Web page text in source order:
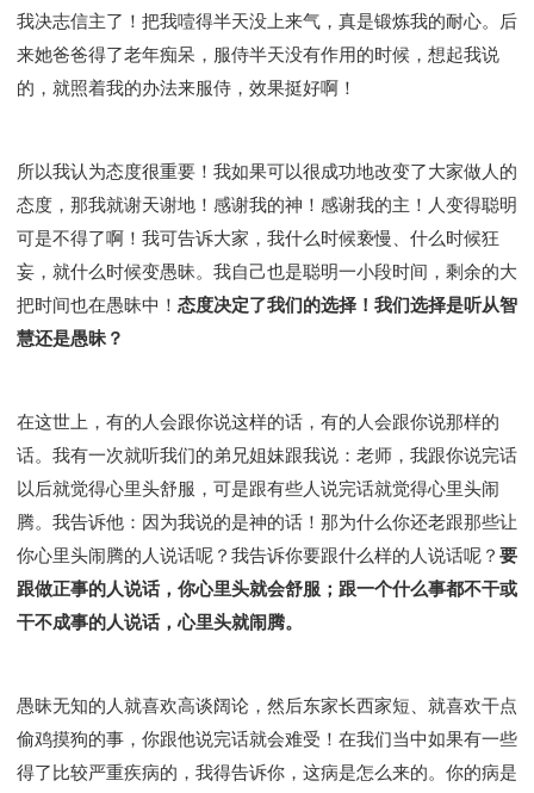
我决志信主了！把我噎得半天没上来气，真是锻炼我的耐心。后
来她爸爸得了老年痴呆，服侍半天没有作用的时候，想起我说
的，就照着我的办法来服侍，效果挺好啊！
所以我认为态度很重要！我如果可以很成功地改变了大家做人的
态度，那我就谢天谢地！感谢我的神！感谢我的主！人变得聪明
可是不得了啊！我可告诉大家，我什么时候亵慢、什么时候狂
妄，就什么时候变愚昧。我自己也是聪明一小段时间，剩余的大
把时间也在愚昧中！ 态度决定了我们的选择！我们选择是听从智
慧还是愚昧？
在这世上，有的人会跟你说这样的话，有的人会跟你说那样的
话。我有一次就听我们的弟兄姐妹跟我说：老师，我跟你说完话
以后就觉得心里头舒服，可是跟有些人说完话就觉得心里头闹
腾。我告诉他：因为我说的是神的话！那为什么你还老跟那些让
你心里头闹腾的人说话呢？我告诉你要跟什么样的人说话呢？ 要
跟做正事的人说话，你心里头就会舒服；跟一个什么事都不干或
干不成事的人说话，心里头就闹腾。
愚昧无知的人就喜欢高谈阔论，然后东家长西家短、就喜欢干点
偷鸡摸狗的事，你跟他说完话就会难受！在我们当中如果有一些
得了比较严重疾病的，我得告诉你，这病是怎么来的。你的病是